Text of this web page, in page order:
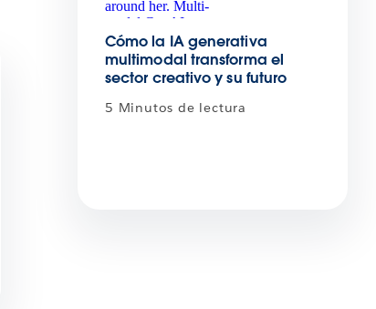
Cómo la IA generativa
multimodal transforma el
sector creativo y su futuro
5 Minutos de lectura